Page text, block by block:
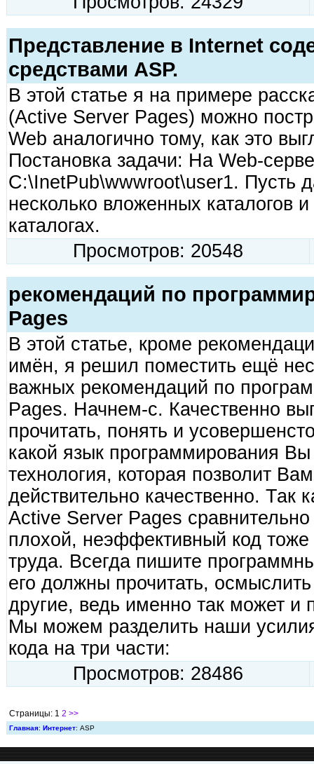
Представление в Internet
средствами ASP.
В этой статье я на примере
(Active Server Pages) можно
Web аналогично тому, как это
Постановка задачи: На Web-
C:\InetPub\wwwroot\user1. Пусть
несколько вложенных каталогов
каталогах.
Просмотров: 20548
рекомендаций по
Pages
В этой статье, кроме
имён, я решил поместить ещё
важных рекомендаций по
Pages. Начнем-с. Качественно
прочитать, понять и
какой язык программирования Вы
технология, которая позволит
действительно качественно. Так
Active Server Pages сравнительно
плохой, неэффективный код тоже
труда. Всегда пишите
его должны прочитать,
другие, ведь именно так может и
Мы можем разделить наши
кода на три части:
Просмотров: 28486
Страницы: 1 2 >>
Главная: Интернет: ASP